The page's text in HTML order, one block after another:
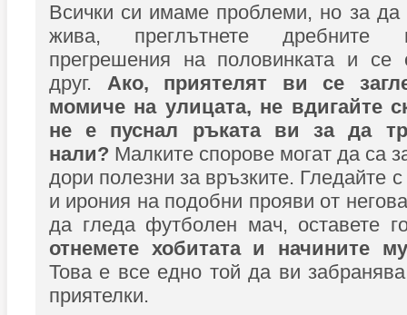
Всички си имаме проблеми, но за да
жива, преглътнете дребните
прегрешения на половинката и се
друг. Ако, приятелят ви се
момиче на улицата, не вдигайте
не е пуснал ръката ви за да
нали? Малките спорове могат да са
дори полезни за връзките. Гледайте
и ирония на подобни прояви от
да гледа футболен мач, оставете
отнемете хобитата и начините
Това е все едно той да ви
приятелки.